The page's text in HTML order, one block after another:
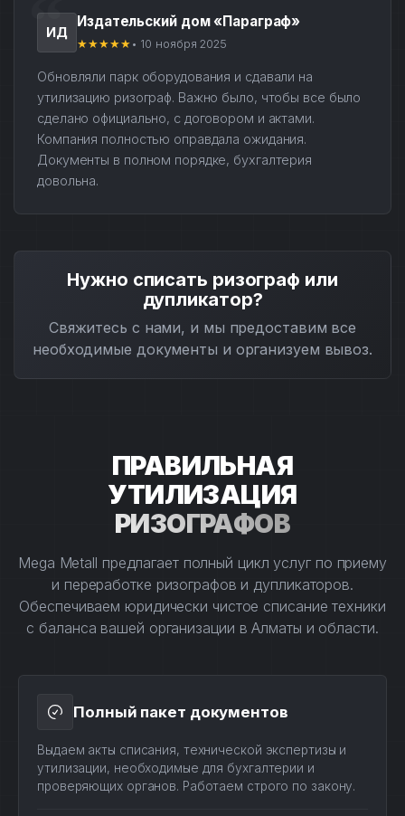
ИД
Издательский дом «Параграф»
★★★★★ • 10 ноября 2025
Обновляли парк оборудования и сдавали на
утилизацию ризограф. Важно было, чтобы все было
сделано официально, с договором и актами.
Компания полностью оправдала ожидания.
Документы в полном порядке, бухгалтерия
довольна.
Нужно списать ризограф или
дупликатор?
Свяжитесь с нами, и мы предоставим все
необходимые документы и организуем вывоз.
ПРАВИЛЬНАЯ
УТИЛИЗАЦИЯ
РИЗОГРАФОВ
Mega Metall предлагает полный цикл услуг по приему
и переработке ризографов и дупликаторов.
Обеспечиваем юридически чистое списание техники
с баланса вашей организации в Алматы и области.
Полный пакет документов
Выдаем акты списания, технической экспертизы и
утилизации, необходимые для бухгалтерии и
проверяющих органов. Работаем строго по закону.